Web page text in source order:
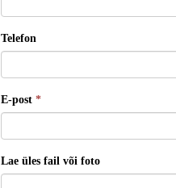
Telefon
E-post *
Lae üles fail või foto